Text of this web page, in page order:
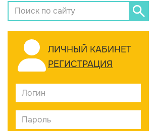
ЛИЧНЫЙ КАБИНЕТ
РЕГИСТРАЦИЯ